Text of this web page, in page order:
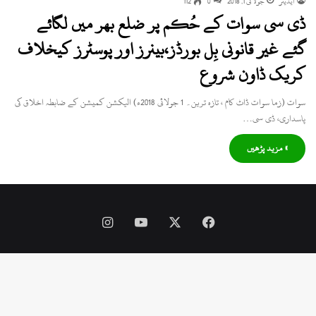
ڈی سی سوات کے حُکم پر ضلع بھر میں لگائے
گئے غیر قانونی بِل بورڈز،بینرز اور پوسٹرز کیخلاف
کریک ڈاون شروع
سوات (زما سوات ڈاٹ کام ، تازہ ترین۔ 1 جولائی 2018ء) الیکشن کمیشن کے ضابطہ اخلاق کی
پاسداری، ڈی سی…
» مزید پڑھیں
Facebook
YouTube